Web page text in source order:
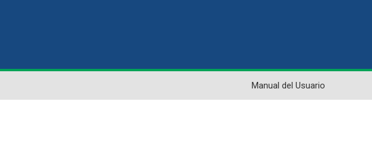
Manual del Usuario